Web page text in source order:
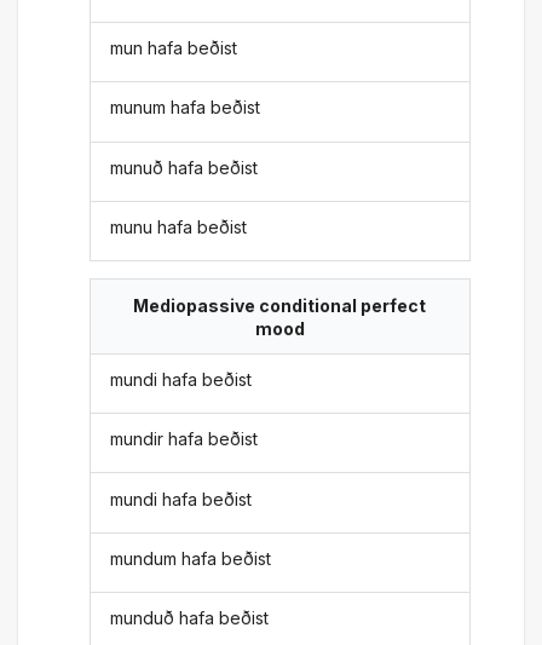
mun hafa beðist
munum hafa beðist
munuð hafa beðist
munu hafa beðist
Mediopassive conditional perfect
mood
mundi hafa beðist
mundir hafa beðist
mundi hafa beðist
mundum hafa beðist
munduð hafa beðist